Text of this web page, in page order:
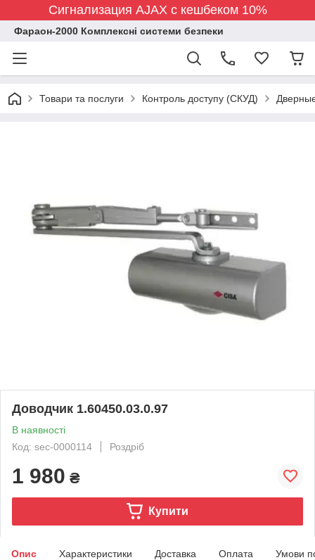
Сигнализация AJAX с кешбеком 10%
Фараон-2000 Комплексні системи безпеки
Товари та послуги Контроль доступу (СКУД)
Доводчик 1.60450.03.0.97
В наявності
Код: sec-0000114
Роздріб
1 980 ₴
Купити
Опис Характеристики Доставка Оплата Умови